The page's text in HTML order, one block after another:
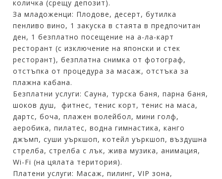
количка (срещу депозит).
За младоженци: Плодове, десерт, бутилка
пенливо вино, 1 закуска в стаята в предпочитан
ден, 1 безплатно посещение на а-ла-карт
ресторант (с изключение на японски и стек
ресторант), безплатна снимка от фотограф,
отстъпка от процедура за масаж, отстъка за
плажна кабана.
Безплатни услуги: Сауна, турска баня, парна баня,
шоков душ, фитнес, тенис корт, тенис на маса,
дартс, боча, плажен волейбол, мини голф,
аеробика, пилатес, водна гимнастика, канго
джъмп, суши уъркшоп, котейл уъркшоп, въздушна
стрелба, стрелба с лък, жива музика, анимация,
Wi-Fi (на цялата територия).
Платени услуги: Масаж, пилинг, VIP зона,